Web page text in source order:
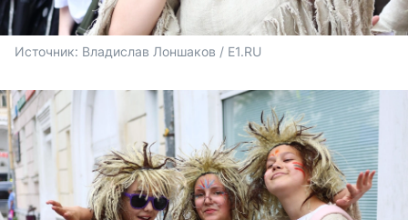
Источник: Владислав Лоншаков / E1.RU